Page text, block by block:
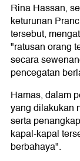
Rina Hassan,
keturunan
tersebut,
"ratusan orang
secara
pencegatan
Hamas, dalam
yang dilakukan
serta
kapal-kapal
berbahaya".